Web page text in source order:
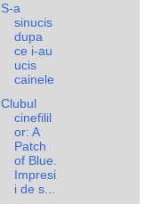
S-a
sinucis
dupa
ce i-au
ucis
cainele
Clubul
cinefilil
or: A
Patch
of Blue.
Impresi
i de s...